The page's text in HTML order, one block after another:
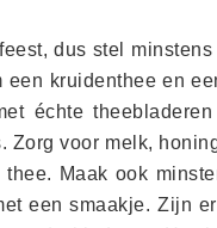
dus stel
kruidenthee en
échte
Zorg voor melk,
Maak ook
een smaakje. Zijn